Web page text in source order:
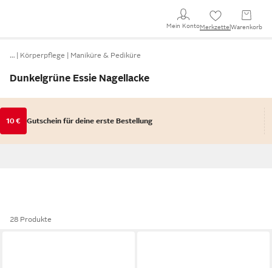
Mein KontoMerkzettel Warenkorb
… Körperpflege Maniküre & Pediküre
Dunkelgrüne Essie Nagellacke
10 € Gutschein für deine erste Bestellung
28 Produkte